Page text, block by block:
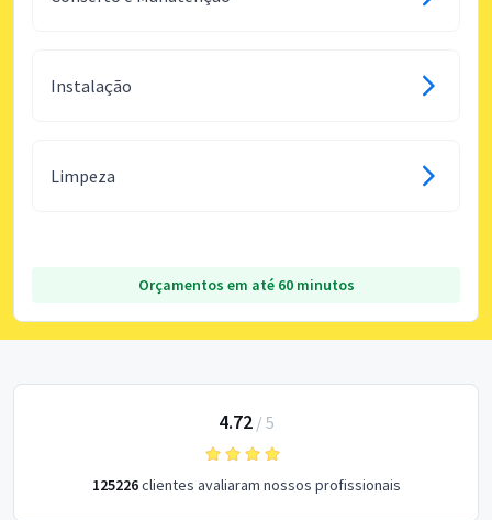
Instalação
Limpeza
Orçamentos em até 60 minutos
4.72/ 5
125226clientes avaliaram nossos profissionais